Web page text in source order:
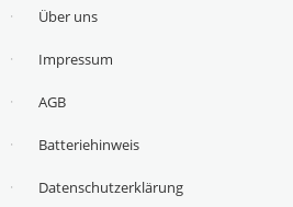
Über uns
Impressum
AGB
Batteriehinweis
Datenschutzerklärung